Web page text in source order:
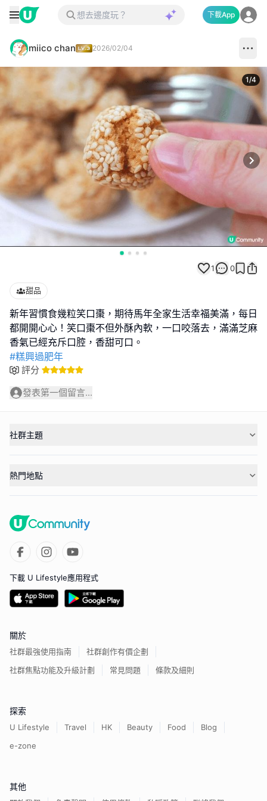
下載App
miico chan 2026/02/04
1/4
1 0
甜品
新年習慣食幾粒笑口棗，期待馬年全家生活幸福美滿，每日
都開開心心！笑口棗不但外酥內軟，一口咬落去，滿滿芝麻
#糕興過肥年
評分
發表第一個留言...
社群主題
熱門地點
下載 U Lifestyle應用程式
關於
社群最強使用指南
社群創作有價企劃
社群焦點功能及升級計劃
常見問題 條款及細則
探索
U Lifestyle Travel HK Beauty Food
Blog
e-zone
其他